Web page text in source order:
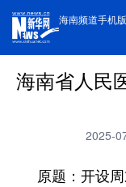
海南频道手机版
海南省人民
2025-
原题：开设周